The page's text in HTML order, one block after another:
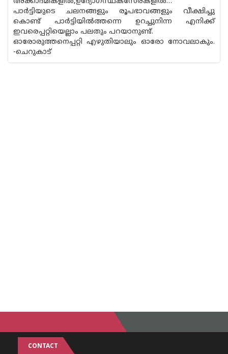
പാർട്ടിയുടെ ചലനങ്ങളും രൂപഭാവങ്ങളും വീക്ഷിച്ചു
കൊണ്ട് പാർട്ടിയിൽത്തന്നെ ഉറച്ചുനിന്ന എനിക്ക്
ഇവരെപ്പറ്റിയെല്ലാം പലതും പറയാനുണ്ട്.
ഓരോരുത്തനെപ്പറ്റി എഴുതിയാലും ഓരോ നോവലാകും.
-ചെറുകാട്
CONTACT